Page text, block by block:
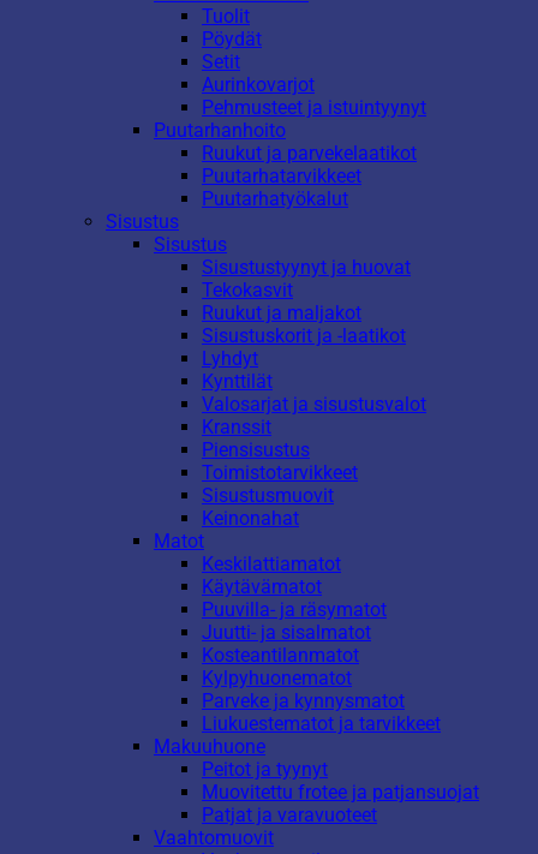
Tuolit
Pöydät
Setit
Aurinkovarjot
Pehmusteet ja istuintyynyt
Puutarhanhoito
Ruukut ja parvekelaatikot
Puutarhatarvikkeet
Puutarhatyökalut
Sisustus
Sisustus
Sisustustyynyt ja huovat
Tekokasvit
Ruukut ja maljakot
Sisustuskorit ja -laatikot
Lyhdyt
Kynttilät
Valosarjat ja sisustusvalot
Kranssit
Piensisustus
Toimistotarvikkeet
Sisustusmuovit
Keinonahat
Matot
Keskilattiamatot
Käytävämatot
Puuvilla- ja räsymatot
Juutti- ja sisalmatot
Kosteantilanmatot
Kylpyhuonematot
Parveke ja kynnysmatot
Liukuestematot ja tarvikkeet
Makuuhuone
Peitot ja tyynyt
Muovitettu frotee ja patjansuojat
Patjat ja varavuoteet
Vaahtomuovit